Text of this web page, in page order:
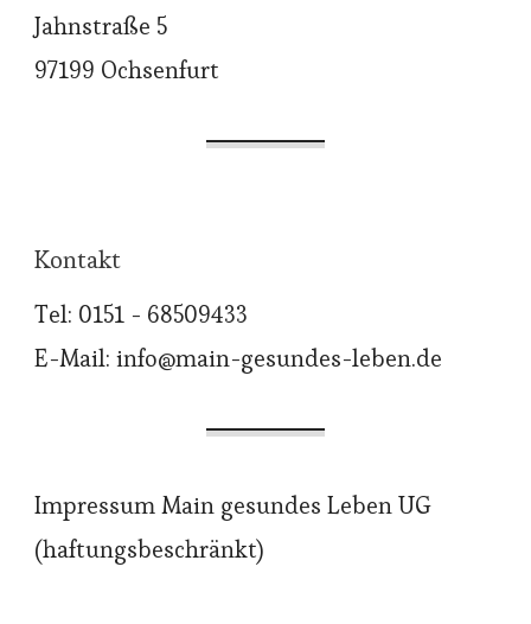
Jahnstraße 5
97199 Ochsenfurt
Kontakt
Tel: 0151 - 68509433
E-Mail: info@main-gesundes-leben.de
Impressum Main gesundes Leben UG
(haftungsbeschränkt)